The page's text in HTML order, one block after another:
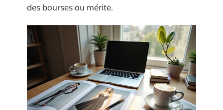
des bourses au mérite.